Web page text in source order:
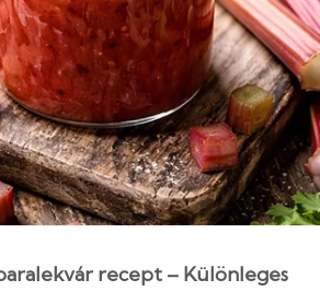
recept – Különleges